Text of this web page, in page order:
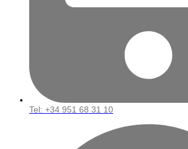
Tel: ‪+34 951 68 31 10‬